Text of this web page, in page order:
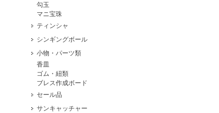
勾玉
マニ宝珠
ティンシャ
シンギングボール
小物・パーツ類
香皿
ゴム・紐類
ブレス作成ボード
セール品
サンキャッチャー